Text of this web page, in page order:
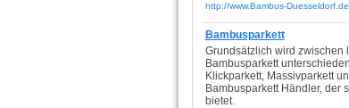
http://www.Bambus-
Bambusparkett
Grundsätzlich wird zwischen
Bambusparkett
Klickparkett, Massivparkett
Bambusparkett Händler, der
bietet.